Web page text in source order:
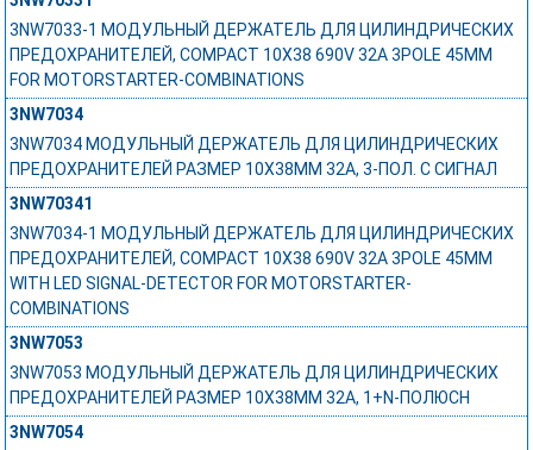
3NW7033-1 МОДУЛЬНЫЙ ДЕРЖАТЕЛЬ ДЛЯ ЦИЛИНДРИЧЕСКИХ
ПРЕДОХРАНИТЕЛЕЙ, COMPACT 10X38 690V 32A 3POLE 45MM
FOR MOTORSTARTER-COMBINATIONS
3NW7034
3NW7034 МОДУЛЬНЫЙ ДЕРЖАТЕЛЬ ДЛЯ ЦИЛИНДРИЧЕСКИХ
ПРЕДОХРАНИТЕЛЕЙ РАЗМЕР 10X38MM 32A, 3-ПОЛ. С СИГНАЛ
3NW70341
3NW7034-1 МОДУЛЬНЫЙ ДЕРЖАТЕЛЬ ДЛЯ ЦИЛИНДРИЧЕСКИХ
ПРЕДОХРАНИТЕЛЕЙ, COMPACT 10X38 690V 32A 3POLE 45MM
WITH LED SIGNAL-DETECTOR FOR MOTORSTARTER-
COMBINATIONS
3NW7053
3NW7053 МОДУЛЬНЫЙ ДЕРЖАТЕЛЬ ДЛЯ ЦИЛИНДРИЧЕСКИХ
ПРЕДОХРАНИТЕЛЕЙ РАЗМЕР 10X38MM 32A, 1+N-ПОЛЮСН
3NW7054